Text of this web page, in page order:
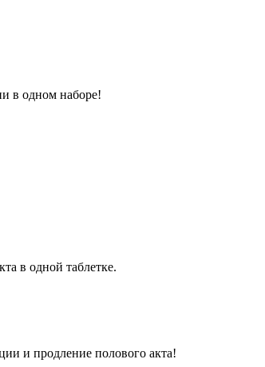
в одном наборе!
в одной таблетке.
и продление полового акта!